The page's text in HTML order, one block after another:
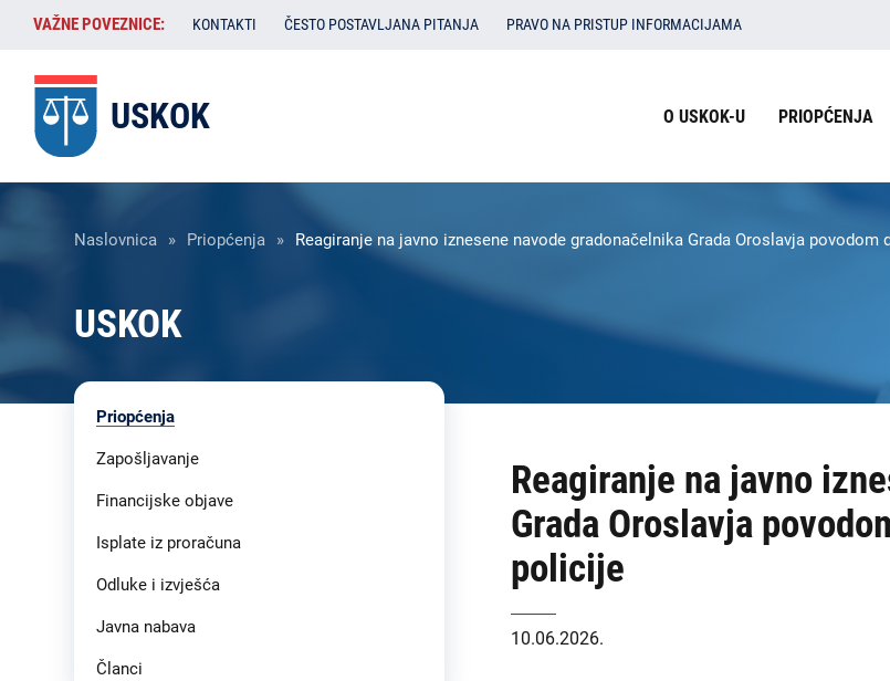
Skoči
sadržaj
VAŽNE
POVEZNICE:
VAŽNE POVEZNICE: KONTAKTI ČESTO POSTAVLJANA PITANJA PRAVO NA PRISTUP INFORMACIJAMA
USKOK
zaglavlju
-
O USKOK-U PRIOPĆENJA
Breadcrumb
Naslovnica Priopćenja Reagiranje na javno iznesene navode gradonačelnika Grada Oroslavja povodom
USKOK
Reagiranje na javno
Grada Oroslavja
policije
10.06.2026.
Liste
-
Priopćenja
Zapošljavanje
Financijske objave
Isplate iz proračuna
Odluke i izvješća
Javna nabava
Članci